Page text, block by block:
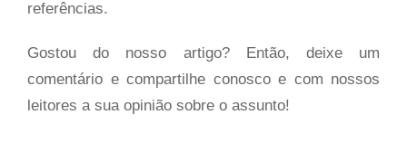
referências.
Gostou do nosso artigo? Então, deixe um
comentário e compartilhe conosco e com nossos
leitores a sua opinião sobre o assunto!